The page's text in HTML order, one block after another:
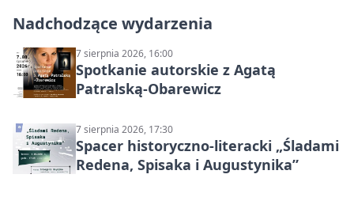
Nadchodzące wydarzenia
7 sierpnia 2026, 16:00
Spotkanie autorskie z Agatą
Patralską-Obarewicz
7 sierpnia 2026, 17:30
Spacer historyczno-literacki „Śladami
Redena, Spisaka i Augustynika”